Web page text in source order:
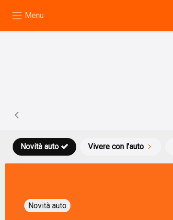
Novità auto Vivere con l'auto
Novità auto